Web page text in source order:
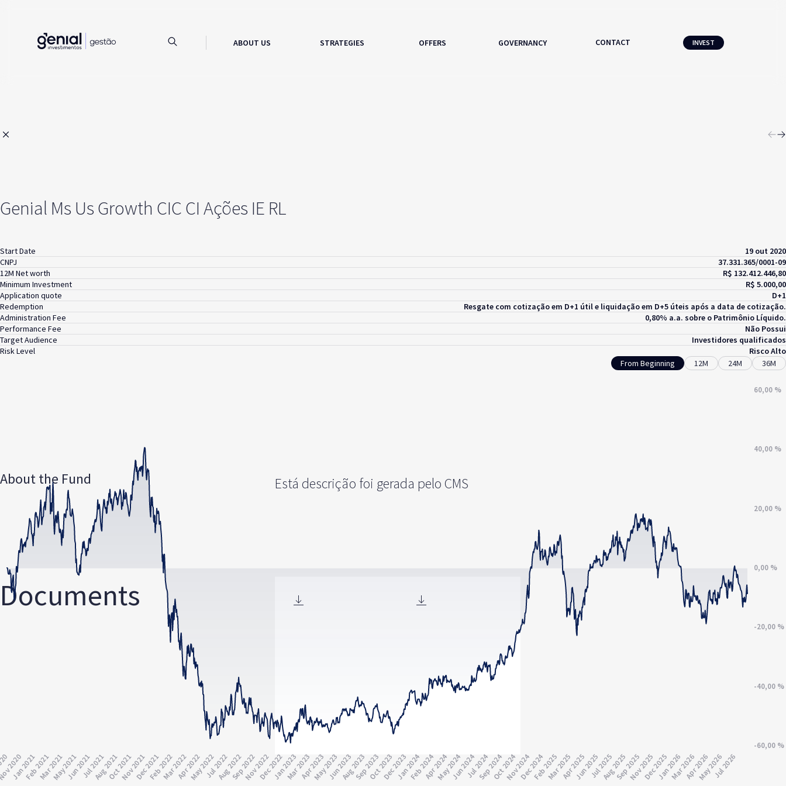
ABOUT US STRATEGIES OFFERS GOVERNANCY CONTACT INVEST
Genial Ms Us Growth CIC CI Ações IE RL
Start Date
19 out 2020
CNPJ
37.331.365/0001-09
12M Net worth
R$ 132.412.446,80
Minimum Investment
R$ 5.000,00
Application quote
D+1
Redemption
Resgate com cotização em D+1 útil e liquidação em D+5 úteis após a data de cotização.
Administration Fee
0,80% a.a. sobre o Patrimônio Líquido.
Performance Fee
Não Possui
Target Audience
Investidores qualificados
Risk Level
Risco Alto
From Beginning
12M 24M 36M
About the Fund Está descrição foi gerada pelo CMS
Documents